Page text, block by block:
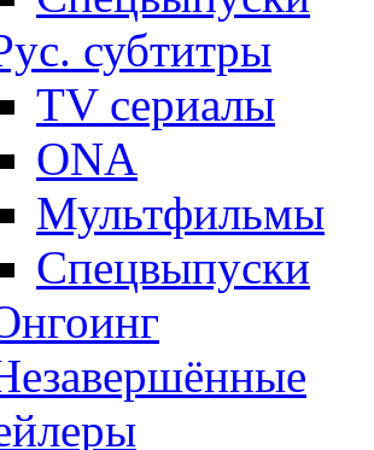
субтитры
TV сериалы
ONA
Мультфильмы
Спецвыпуски